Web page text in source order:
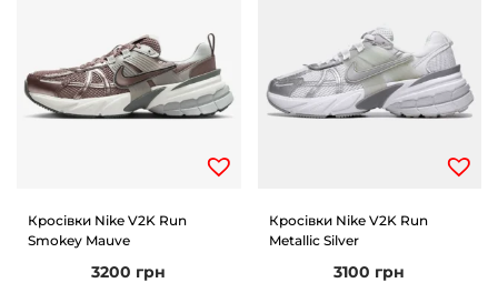
Кросівки Nike V2K Run
Smokey Mauve
3200 грн
Кросівки Nike V2K Run
Metallic Silver
3100 грн